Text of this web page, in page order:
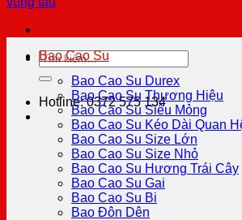
Tìm
kiếm:
Hotline: 0372 575 134
Bao Cao Su
Bao Cao Su Durex
Bao Cao Su Thương Hiệu
Bao Cao Su Siêu Mỏng
Bao Cao Su Kéo Dài Quan
Bao Cao Su Size Lớn
Bao Cao Su Size Nhỏ
Bao Cao Su Hương Trái Cây
Bao Cao Su Gai
Bao Cao Su Bi
Bao Đôn Dên